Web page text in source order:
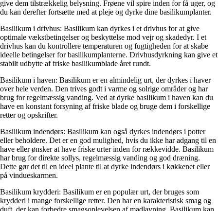
give dem tilstrækkelig belysning. Frøene vil spire inden for få uger, og
du kan derefter fortsætte med at pleje og dyrke dine basilikumplanter.
Basilikum i drivhus: Basilikum kan dyrkes i et drivhus for at give
optimale vækstbetingelser og beskyttelse mod vejr og skadedyr. I et
drivhus kan du kontrollere temperaturen og fugtigheden for at skabe
ideelle betingelser for basilikumplanterne. Drivhusdyrkning kan give et
stabilt udbytte af friske basilikumblade året rundt.
Basilikum i haven: Basilikum er en almindelig urt, der dyrkes i haver
over hele verden. Den trives godt i varme og solrige områder og har
brug for regelmæssig vanding. Ved at dyrke basilikum i haven kan du
have en konstant forsyning af friske blade og bruge dem i forskellige
retter og opskrifter.
Basilikum indendørs: Basilikum kan også dyrkes indendørs i potter
eller beholdere. Det er en god mulighed, hvis du ikke har adgang til en
have eller ønsker at have friske urter inden for rækkevidde. Basilikum
har brug for direkte sollys, regelmæssig vanding og god dræning.
Dette gør det til en ideel plante til at dyrke indendørs i køkkenet eller
på vindueskarmen.
Basilikum krydderi: Basilikum er en populær urt, der bruges som
krydderi i mange forskellige retter. Den har en karakteristisk smag og
duft, der kan forbedre smagsoplevelsen af ​​madlavning. Basilikum kan